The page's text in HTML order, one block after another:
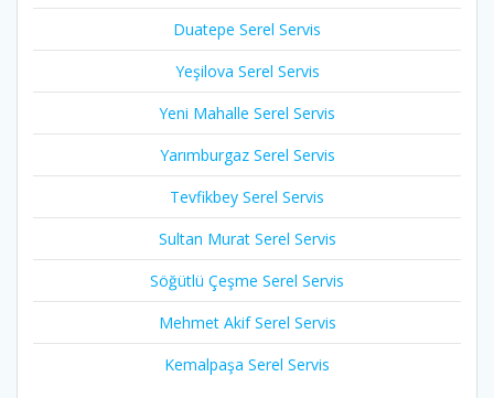
Duatepe Serel Servis
Yeşilova Serel Servis
Yeni Mahalle Serel Servis
Yarımburgaz Serel Servis
Tevfikbey Serel Servis
Sultan Murat Serel Servis
Söğütlü Çeşme Serel Servis
Mehmet Akif Serel Servis
Kemalpaşa Serel Servis